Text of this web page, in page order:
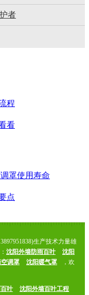
者
程
看
罩使用寿命
点
生产技术力量雄
沈阳外墙防雨百叶
沈阳
调罩 沈阳暖气罩
，欢
叶 沈阳外墙百叶工程